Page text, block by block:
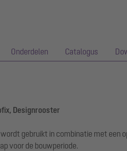
Onderdelen Catalogus
Designrooster
gebruikt in combinatie met
voor de bouwperiode.